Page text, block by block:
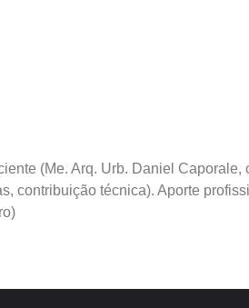
(Me. Arq. Urb. Daniel
contribuição técnica). Aporte